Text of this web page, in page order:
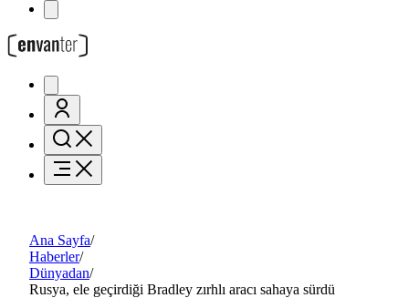
Ana Sayfa/
Haberler/
Dünyadan/
Rusya, ele geçirdiği Bradley zırhlı aracı sahaya sürdü